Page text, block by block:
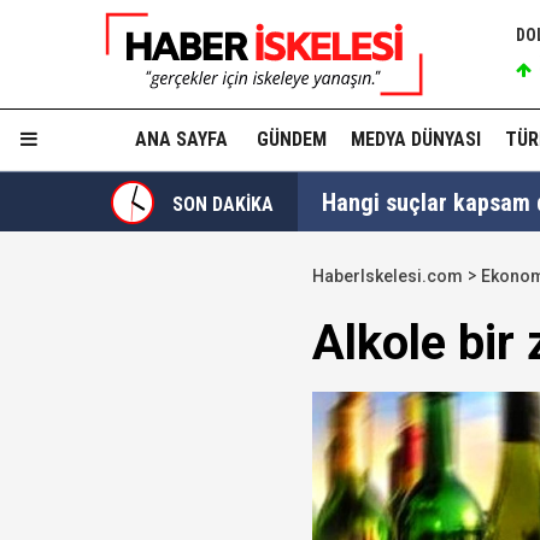
ANA SAYFA GÜNDEM MEDYA DÜNYASI
SON DAKİKA Hangi suçlar kapsam
Devlet Bahçeli'den
Trabzonspor, KAP'a
Ünlüler
Yükseliş üst üste 3.
HaberIskelesi.com
Alkole bir